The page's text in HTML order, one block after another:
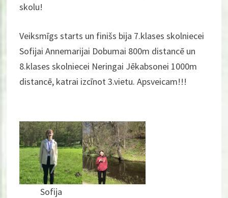
skolu!
Veiksmīgs starts un finišs bija 7.klases skolniecei
Sofijai Annemarijai Dobumai 800m distancē un
8.klases skolniecei Neringai Jēkabsonei 1000m
distancē, katrai izcīnot 3.vietu. Apsveicam!!!
Sofija